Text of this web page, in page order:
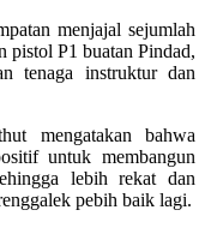
menjajal sejumlah
pistol P1 buatan Pindad,
tenaga instruktur dan
mengatakan bahwa
untuk membangun
lebih rekat dan
pebih baik lagi.